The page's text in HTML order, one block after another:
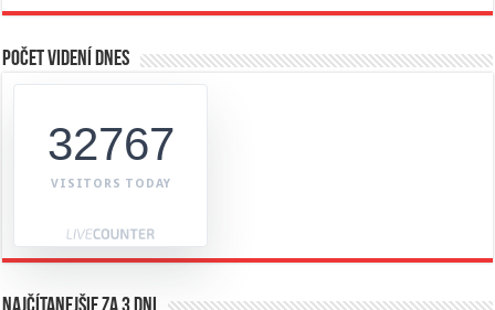
Počet videní dnes
32767
VISITORS TODAY